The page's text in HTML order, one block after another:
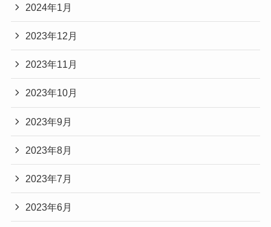
2024年1月
2023年12月
2023年11月
2023年10月
2023年9月
2023年8月
2023年7月
2023年6月